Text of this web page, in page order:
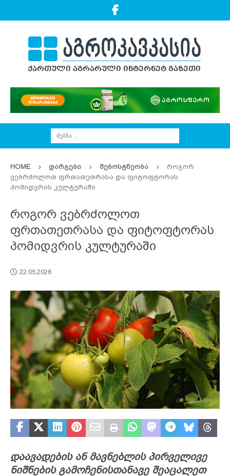
HOME ᲓᲐᲠᲒᲔᲑᲘ ᲛᲔᲑᲝᲡᲢᲜᲔᲝᲑᲐ
როგორ
ვებრძოლოთ ფრთათეთრასა და ფიტოფტორას
პომიდვრის კულტურაში
როგორ ვებრძოლოთ
ფრთათეთრასა და ფიტოფტორას
პომიდვრის კულტურაში
22.05.2026
დაავადების ან მავნებლის პირველივე
ნიშნების გამოჩენისთანავე შეაცალეთ